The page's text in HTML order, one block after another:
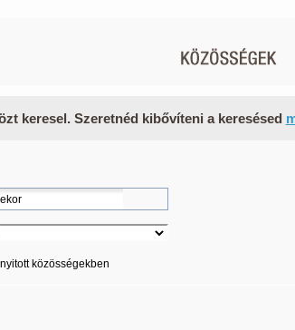
keresel. Szeretnéd kibővíteni a keresésed
közösségekben